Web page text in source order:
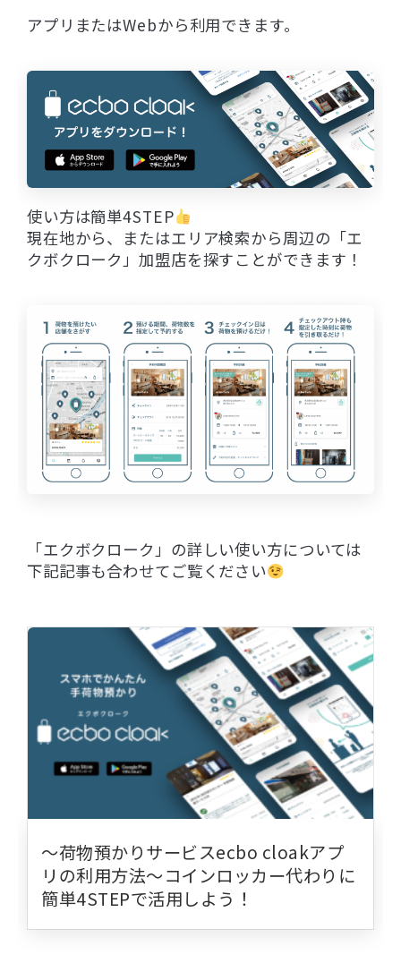
アプリまたはWebから利用できます。
使い方は簡単4STEP
現在地から、またはエリア検索から周辺の「エ
クボクローク」加盟店を探すことができます！
「エクボクローク」の詳しい使い方については
下記記事も合わせてご覧ください
〜荷物預かりサービスecbo cloakアプ
リの利用方法〜コインロッカー代わりに
簡単4STEPで活用しよう！